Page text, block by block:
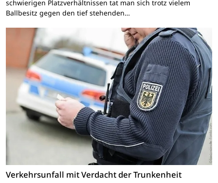
schwierigen Platzverhältnissen tat man sich trotz vielem
Ballbesitz gegen den tief stehenden…
Verkehrsunfall mit Verdacht der Trunkenheit